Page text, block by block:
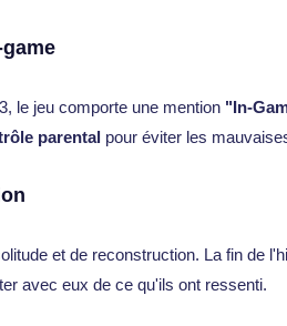
le jeu comporte une mention "In-
parental pour éviter les
et de reconstruction. La fin de
avec eux de ce qu'ils ont ressenti.